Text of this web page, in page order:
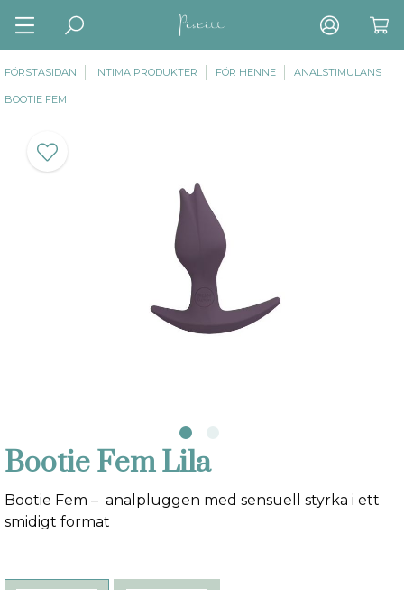
FÖRSTASIDAN INTIMA PRODUKTER FÖR HENNE ANALSTIMULANS
BOOTIE FEM
Bootie Fem Lila
Bootie Fem – analpluggen med sensuell styrka i ett
smidigt format